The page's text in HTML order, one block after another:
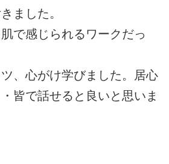
ました。
で感じられるワークだっ
、心がけ学びました。居心
皆で話せると良いと思いま